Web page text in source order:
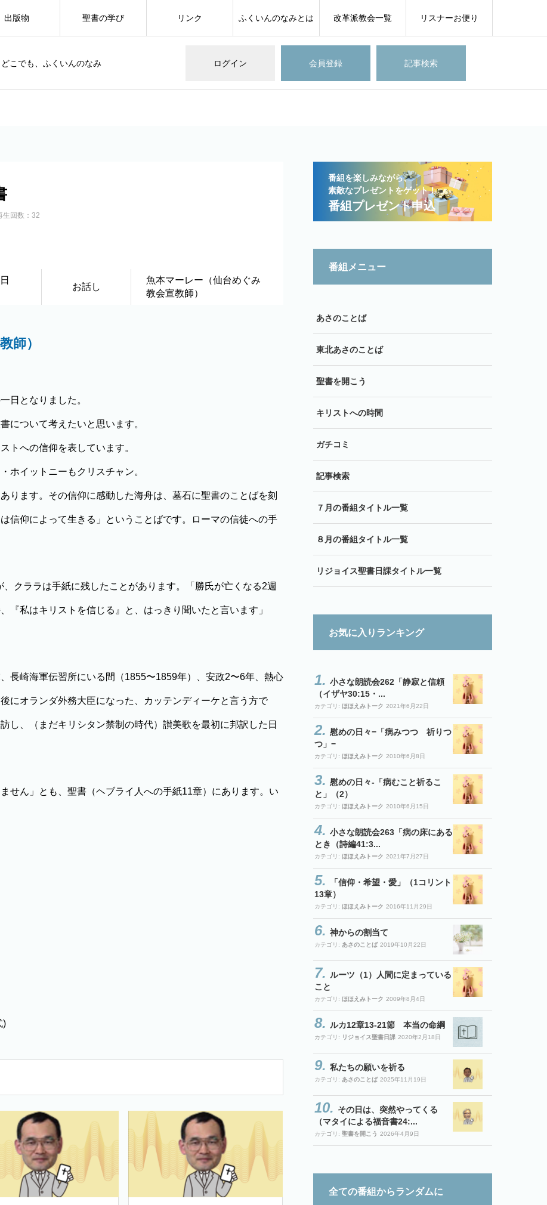
こでも、ふくいんのなみ ログイン 会員登録 記事検索
出版物 聖書の学び リンク ふくいんのなみとは 改革派教会一覧 リスナーお便り
生回数：32
お話し
魚本マーレー（仙台めぐみ
教会宣教師）
師）
日となりました。
について考えたいと思います。
トへの信仰を表しています。
ホイットニーもクリスチャン。
ります。その信仰に感動した海舟は、墓石に聖書のことばを刻
信仰によって生きる」ということばです。ローマの信徒への手
クララは手紙に残したことがあります。「勝氏が亡くなる2週
『私はキリストを信じる』と、はっきり聞いたと言います」
長崎海軍伝習所にいる間（1855〜1859年）、安政2〜6年、熱心
にオランダ外務大臣になった、カッテンディーケと言う方で
し、（まだキリシタン禁制の時代）讃美歌を最初に邦訳した日
せん」とも、聖書（ヘブライ人への手紙11章）にあります。い
)
番組を楽しみながら、
素敵なプレゼントをゲット！
番組プレゼント申込
番組メニュー
あさのことば
東北あさのことば
聖書を開こう
キリストへの時間
ガチコミ
記事検索
７月の番組タイトル一覧
８月の番組タイトル一覧
リジョイス聖書日課タイトル一覧
お気に入りランキング
小さな朗読会262「静寂と信頼
（イザヤ30:15・...
カテゴリ: ほほえみトーク 2021年6月22日
慰めの日々−「病みつつ 祈りつ
つ」−
カテゴリ: ほほえみトーク 2010年6月8日
慰めの日々-「病むこと祈るこ
と」（2）
カテゴリ: ほほえみトーク 2010年6月15日
小さな朗読会263「病の床にある
とき（詩編41:3...
カテゴリ: ほほえみトーク 2021年7月27日
「信仰・希望・愛」（1コリント
13章）
カテゴリ: ほほえみトーク 2016年11月29日
神からの割当て
カテゴリ: あさのことば 2019年10月22日
ルーツ（1）人間に定まっている
こと
カテゴリ: ほほえみトーク 2009年8月4日
ルカ12章13-21節 本当の命綱
カテゴリ: リジョイス聖書日課 2020年2月18日
私たちの願いを祈る
カテゴリ: あさのことば 2025年11月19日
その日は、突然やってくる
（マタイによる福音書24:...
カテゴリ: 聖書を開こう 2026年4月9日
全ての番組からランダムに